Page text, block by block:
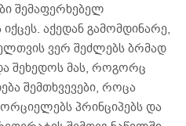
შემაფერხებელ
აქედან გამომდინარე,
ვერ შეძლებს ბრმად
შეხედოს მას, როგორც
შემთხვევები, როცა
პრინციპებს და